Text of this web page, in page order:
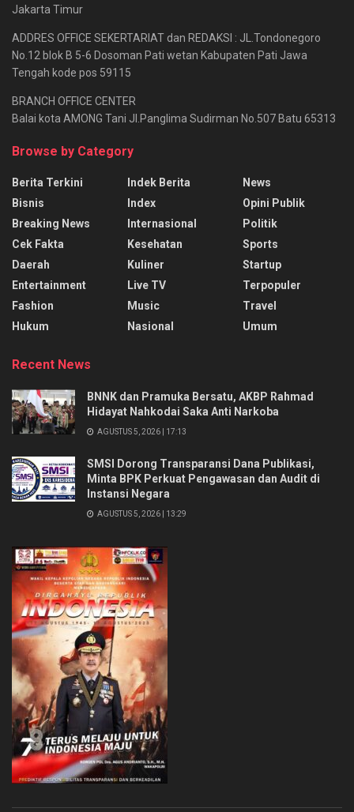
Jakarta Timur
ADDRES OFFICE SEKERTARIAT dan REDAKSI : JL.Tondonegoro
No.12 blok B 5-6 Dosoman Pati wetan Kabupaten Pati Jawa
Tengah kode pos 59115
BRANCH OFFICE CENTER
Balai kota AMONG Tani Jl.Panglima Sudirman No.507 Batu 65313
Browse by Category
Berita Terkini
Bisnis
Breaking News
Cek Fakta
Daerah
Entertainment
Fashion
Hukum
Indek Berita
Index
Internasional
Kesehatan
Kuliner
Live TV
Music
Nasional
News
Opini Publik
Politik
Sports
Startup
Terpopuler
Travel
Umum
Recent News
BNNK dan Pramuka Bersatu, AKBP Rahmad
Hidayat Nahkodai Saka Anti Narkoba
AGUSTUS 5, 2026 | 17:13
SMSI Dorong Transparansi Dana Publikasi,
Minta BPK Perkuat Pengawasan dan Audit di
Instansi Negara
AGUSTUS 5, 2026 | 13:29